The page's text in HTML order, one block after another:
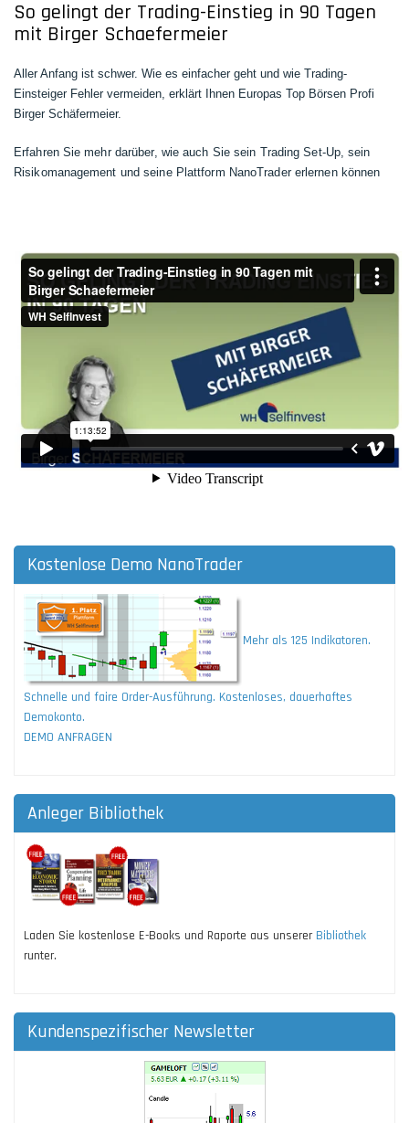
So gelingt der Trading-Einstieg in 90 Tagen
mit Birger Schaefermeier
Aller Anfang ist schwer. Wie es einfacher geht und wie Trading-
Einsteiger Fehler vermeiden, erklärt Ihnen Europas Top Börsen Profi
Birger Schäfermeier.
Erfahren Sie mehr darüber, wie auch Sie sein Trading Set-Up, sein
Risikomanagement und seine Plattform NanoTrader erlernen können
Kostenlose Demo NanoTrader
Mehr als 125 Indikatoren.
Schnelle und faire Order-Ausführung. Kostenloses, dauerhaftes
Demokonto.
DEMO ANFRAGEN
Anleger Bibliothek
Laden Sie kostenlose E-Books und Raporte aus unserer Bibliothek
runter.
Kundenspezifischer Newsletter